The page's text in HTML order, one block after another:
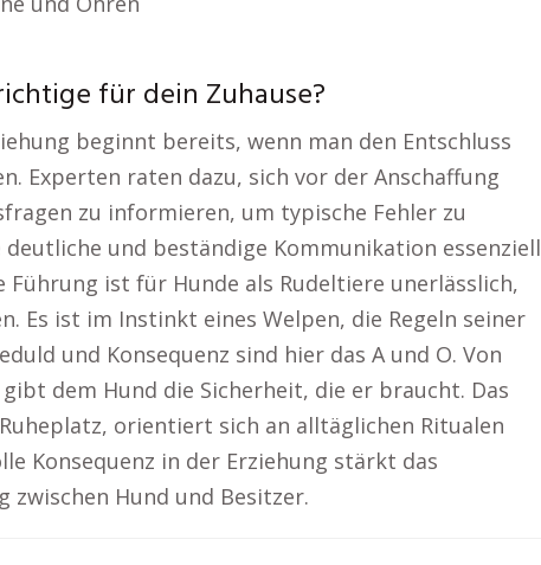
für dein Zuhause?
beginnt bereits, wenn man den Entschluss
Experten raten dazu, sich vor der Anschaffung
zu informieren, um typische Fehler zu
und beständige Kommunikation essenziell
Führung ist für Hunde als Rudeltiere unerlässlich,
Es ist im Instinkt eines Welpen, die Regeln seiner
und Konsequenz sind hier das A und O. Von
dem Hund die Sicherheit, die er braucht. Das
orientiert sich an alltäglichen Ritualen
Konsequenz in der Erziehung stärkt das
Hund und Besitzer.